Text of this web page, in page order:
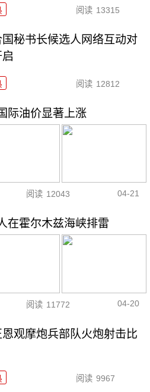
阅读 13315
国秘书长候选人网络互动对
阅读 12812
际油价显著上涨
阅读 12043 04-21
在霍尔木兹海峡排雷
阅读 11772 04-20
观摩炮兵部队火炮射击比
阅读 9967